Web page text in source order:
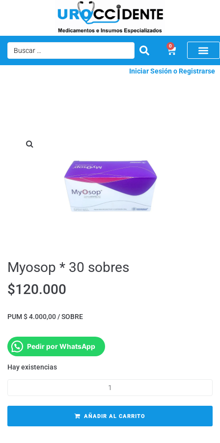
0
Iniciar Sesión o Registrarse
Myosop * 30 sobres
$120.000
PUM $ 4.000,00 / SOBRE
Pedir por WhatsApp
Hay existencias
AÑADIR AL CARRITO